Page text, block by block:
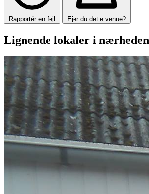
Rapportér en fejl Ejer du dette venue?
Lignende lokaler i nærheden